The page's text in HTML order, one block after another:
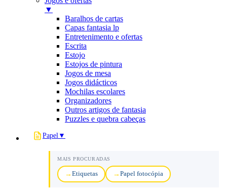
▼
Baralhos de cartas
Capas fantasia lp
Entretenimento e ofertas
Escrita
Estojo
Estojos de pintura
Jogos de mesa
Jogos didácticos
Mochilas escolares
Organizadores
Outros artigos de fantasia
Puzzles e quebra cabeças
Papel ▼
MAIS PROCURADAS
Etiquetas Papel fotocópia